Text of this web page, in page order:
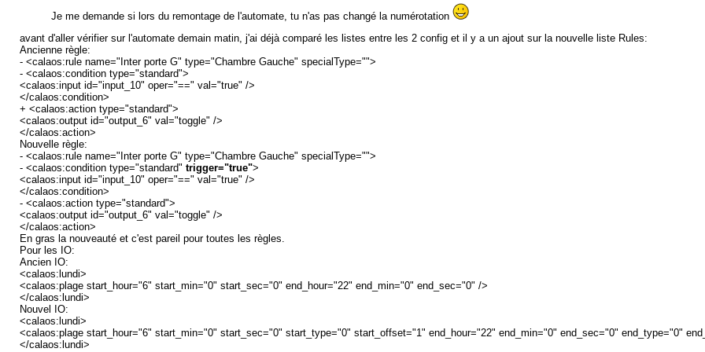
Je me demande si lors du remontage de l'automate, tu n'as pas changé la numérotation
avant d'aller vérifier sur l'automate demain matin, j'ai déjà comparé les listes entre les 2 config et il y a un ajout sur la nouvelle liste Rules:
Ancienne règle:
- <calaos:rule name="Inter porte G" type="Chambre Gauche" specialType="">
- <calaos:condition type="standard">
<calaos:input id="input_10" oper="==" val="true" />
</calaos:condition>
+ <calaos:action type="standard">
<calaos:output id="output_6" val="toggle" />
</calaos:action>
Nouvelle règle:
- <calaos:rule name="Inter porte G" type="Chambre Gauche" specialType="">
- <calaos:condition type="standard" trigger="true">
<calaos:input id="input_10" oper="==" val="true" />
</calaos:condition>
- <calaos:action type="standard">
<calaos:output id="output_6" val="toggle" />
</calaos:action>
En gras la nouveauté et c'est pareil pour toutes les règles.
Pour les IO:
Ancien IO:
<calaos:lundi>
<calaos:plage start_hour="6" start_min="0" start_sec="0" end_hour="22" end_min="0" end_sec="0" />
</calaos:lundi>
Nouvel IO:
<calaos:lundi>
<calaos:plage start_hour="6" start_min="0" start_sec="0" start_type="0" start_offset="1" end_hour="22" end_min="0" end_sec="0" end_type="0"
</calaos:lundi>